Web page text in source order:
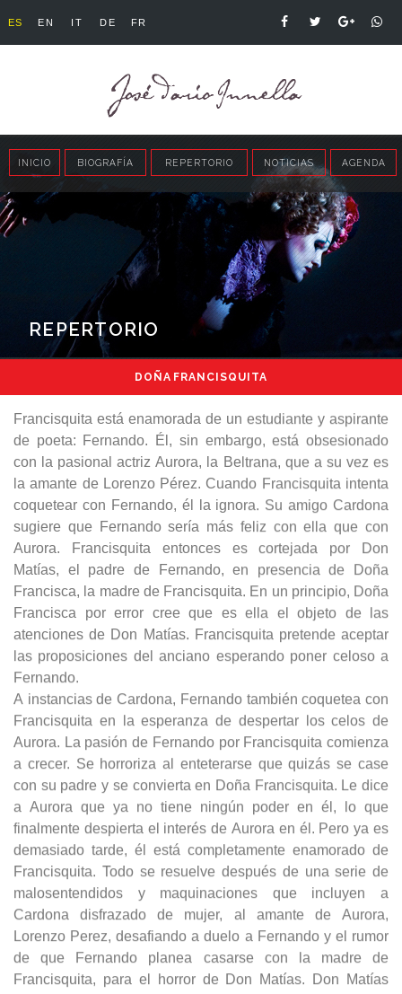
ES EN IT DE FR
INICIO BIOGRAFÍA REPERTORIO NOTICIAS AGENDA
REPERTORIO
DOÑA FRANCISQUITA
Francisquita está enamorada de un estudiante y aspirante
de poeta: Fernando. Él, sin embargo, está obsesionado
con la pasional actriz Aurora, la Beltrana, que a su vez es
la amante de Lorenzo Pérez. Cuando Francisquita intenta
coquetear con Fernando, él la ignora. Su amigo Cardona
sugiere que Fernando sería más feliz con ella que con
Aurora. Francisquita entonces es cortejada por Don
Matías, el padre de Fernando, en presencia de Doña
Francisca, la madre de Francisquita. En un principio, Doña
Francisca por error cree que es ella el objeto de las
atenciones de Don Matías. Francisquita pretende aceptar
las proposiciones del anciano esperando poner celoso a
Fernando.
A instancias de Cardona, Fernando también coquetea con
Francisquita en la esperanza de despertar los celos de
Aurora. La pasión de Fernando por Francisquita comienza
a crecer. Se horroriza al enteterarse que quizás se case
con su padre y se convierta en Doña Francisquita. Le dice
a Aurora que ya no tiene ningún poder en él, lo que
finalmente despierta el interés de Aurora en él. Pero ya es
demasiado tarde, él está completamente enamorado de
Francisquita. Todo se resuelve después de una serie de
malosentendidos y maquinaciones que incluyen a
Cardona disfrazado de mujer, al amante de Aurora,
Lorenzo Perez, desafiando a duelo a Fernando y el rumor
de que Fernando planea casarse con la madre de
Francisquita, para el horror de Don Matías. Don Matías